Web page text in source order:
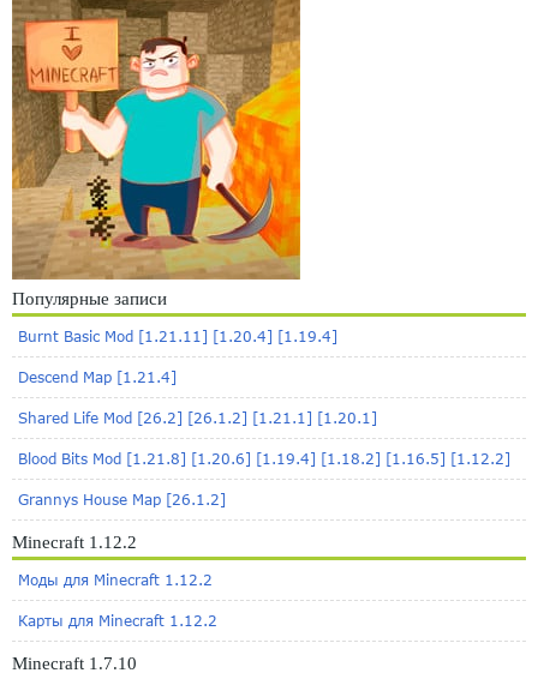
Популярные записи
Burnt Basic Mod [1.21.11] [1.20.4] [1.19.4]
Descend Map [1.21.4]
Shared Life Mod [26.2] [26.1.2] [1.21.1] [1.20.1]
Blood Bits Mod [1.21.8] [1.20.6] [1.19.4] [1.18.2] [1.16.5] [1.12.2]
Grannys House Map [26.1.2]
Minecraft 1.12.2
Моды для Minecraft 1.12.2
Карты для Minecraft 1.12.2
Minecraft 1.7.10